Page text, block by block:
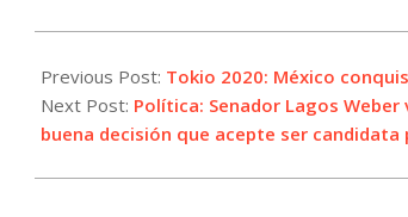
07-
24
Previous Post: Tokio 2020: México
Next Post: Política: Senador Lagos
buena decisión que acepte ser